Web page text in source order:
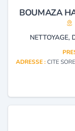
BOUMAZA
NETTOYAGE,
ADRESSE :CITE